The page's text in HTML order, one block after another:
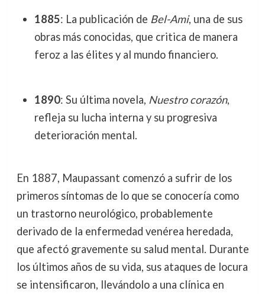
1885: La publicación de Bel-Ami, una de sus
obras más conocidas, que critica de manera
feroz a las élites y al mundo financiero.
1890: Su última novela, Nuestro corazón,
refleja su lucha interna y su progresiva
deterioración mental.
En 1887, Maupassant comenzó a sufrir de los
primeros síntomas de lo que se conocería como
un trastorno neurológico, probablemente
derivado de la enfermedad venérea heredada,
que afectó gravemente su salud mental. Durante
los últimos años de su vida, sus ataques de locura
se intensificaron, llevándolo a una clínica en